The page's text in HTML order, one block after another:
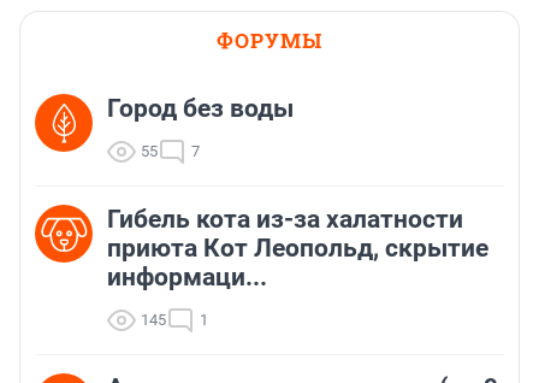
ФОРУМЫ
Город без воды
55 7
Гибель кота из-за халатности
приюта Кот Леопольд, скрытиe
информаци...
145 1